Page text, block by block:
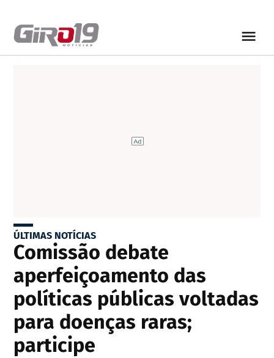
ÚLTIMAS NOTÍCIAS
Comissão debate
aperfeiçoamento das
políticas públicas voltadas
para doenças raras;
participe